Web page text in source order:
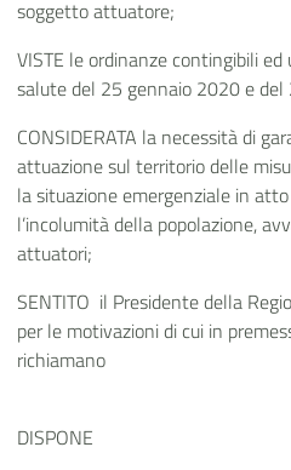
soggetto attuatore;
VISTE le ordinanze contingibili
salute del 25 gennaio 2020 e
CONSIDERATA la necessità di
attuazione sul territorio delle
la situazione emergenziale in
l’incolumità della popolazione,
attuatori;
SENTITO il Presidente della
per le motivazioni di cui in
richiamano
DISPONE